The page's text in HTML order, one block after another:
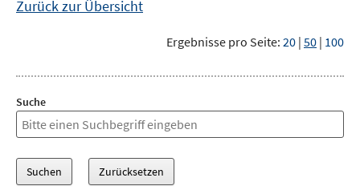
Zurück zur Übersicht
Ergebnisse pro Seite: 20 | 50 | 100
Suche